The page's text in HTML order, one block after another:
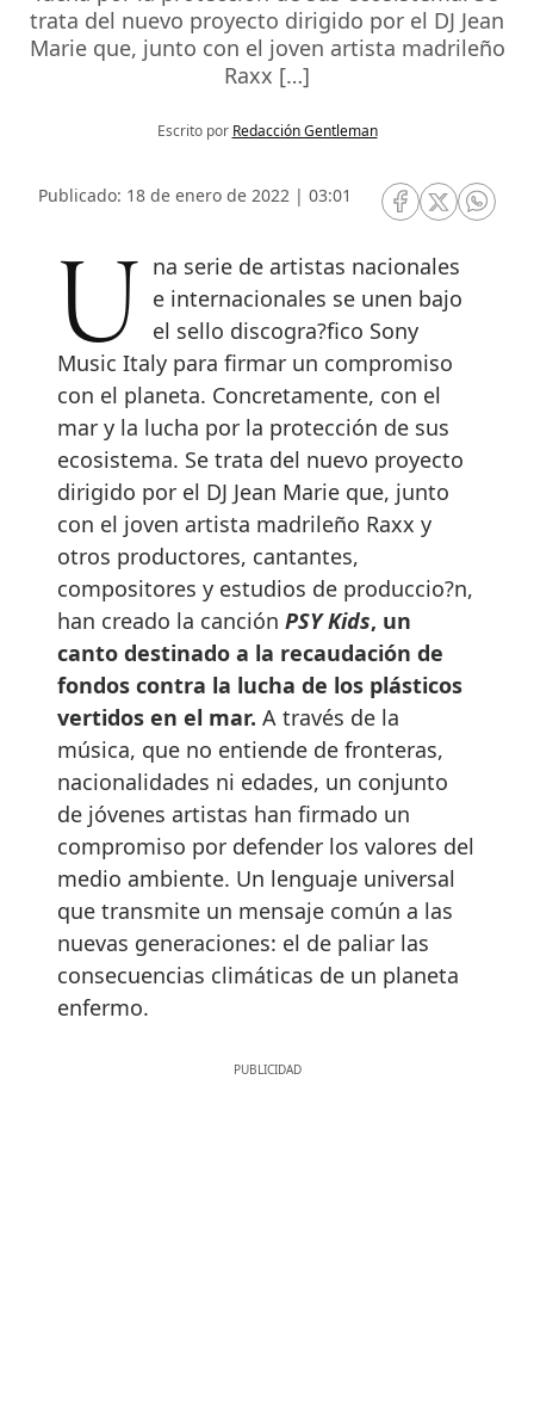
trata del nuevo proyecto dirigido por el DJ Jean
Marie que, junto con el joven artista madrileño
Raxx […]
Escrito por Redacción Gentleman
Publicado: 18 de enero de 2022 | 03:01
RRSS Facebook
RRSSRRSS
Una serie de artistas nacionales
e internacionales se unen bajo
el sello discogra?fico Sony
Music Italy para firmar un compromiso
con el planeta. Concretamente, con el
mar y la lucha por la protección de sus
ecosistema. Se trata del nuevo proyecto
dirigido por el DJ Jean Marie que, junto
con el joven artista madrileño Raxx y
otros productores, cantantes,
compositores y estudios de produccio?n,
han creado la canción PSY Kids, un
canto destinado a la recaudación de
fondos contra la lucha de los plásticos
vertidos en el mar. A través de la
música, que no entiende de fronteras,
nacionalidades ni edades, un conjunto
de jóvenes artistas han firmado un
compromiso por defender los valores del
medio ambiente. Un lenguaje universal
que transmite un mensaje común a las
nuevas generaciones: el de paliar las
consecuencias climáticas de un planeta
enfermo.